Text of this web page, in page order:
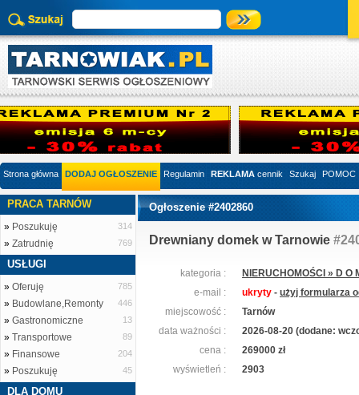
Strona główna DODAJ OGŁOSZENIE Regulamin REKLAMA cennik Szukaj POMOC
PRACA TARNÓW
» Poszukuję 314
» Zatrudnię 769
USŁUGI
» Oferuję 785
» Budowlane,Remonty 446
» Gastronomiczne 13
» Transportowe 89
» Finansowe 204
» Poszukuję 45
DLA DOMU
Ogłoszenie #2402860
Drewniany domek w Tarnowie
kategoria :
NIERUCHOMOŚCI » D O
e-mail :
ukryty - użyj formularza
miejscowość :
Tarnów
data ważności :
2026-08-20 (dodane:
cena :
269000 zł
wyświetleń :
2903